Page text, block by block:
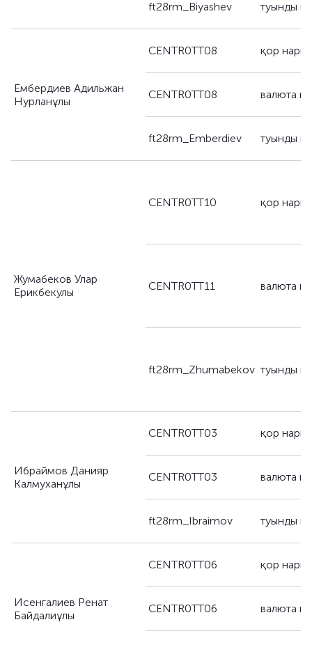
ft28rm_Biyashev туынды
Ембердиев Адильжан
Нурланұлы
CENTR0TT08 қор
CENTR0TT08 валюта
ft28rm_Emberdiev туынды
Жумабеков Улар
Ерикбекулы
CENTR0TT10 қор
CENTR0TT11 валюта
ft28rm_Zhumabekov туынды
Ибраймов Данияр
Калмуханұлы
CENTR0TT03 қор
CENTR0TT03 валюта
ft28rm_Ibraimov туынды
Исенгалиев Ренат
Байдалиұлы
CENTR0TT06 қор
CENTR0TT06 валюта